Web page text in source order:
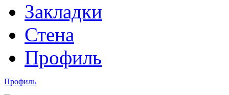
Закладки
Стена
Профиль
Профиль